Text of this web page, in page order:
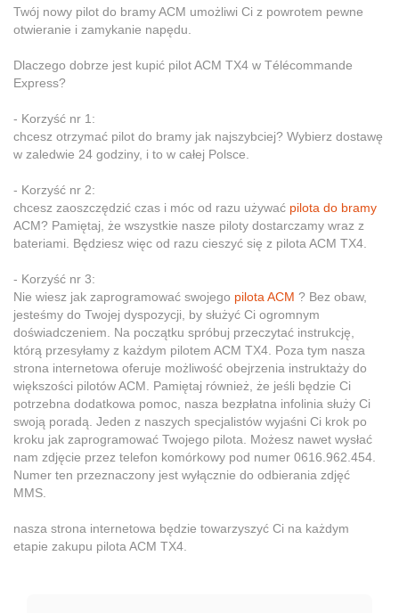
Twój nowy pilot do bramy ACM umożliwi Ci z powrotem pewne
otwieranie i zamykanie napędu.
Dlaczego dobrze jest kupić pilot ACM TX4 w Télécommande
Express?
- Korzyść nr 1:
chcesz otrzymać pilot do bramy jak najszybciej? Wybierz dostawę
w zaledwie 24 godziny, i to w całej Polsce.
- Korzyść nr 2:
chcesz zaoszczędzić czas i móc od razu używać pilota do bramy
ACM? Pamiętaj, że wszystkie nasze piloty dostarczamy wraz z
bateriami. Będziesz więc od razu cieszyć się z pilota ACM TX4.
- Korzyść nr 3:
Nie wiesz jak zaprogramować swojego pilota ACM ? Bez obaw,
jesteśmy do Twojej dyspozycji, by służyć Ci ogromnym
doświadczeniem. Na początku spróbuj przeczytać instrukcję,
którą przesyłamy z każdym pilotem ACM TX4. Poza tym nasza
strona internetowa oferuje możliwość obejrzenia instruktaży do
większości pilotów ACM. Pamiętaj również, że jeśli będzie Ci
potrzebna dodatkowa pomoc, nasza bezpłatna infolinia służy Ci
swoją poradą. Jeden z naszych specjalistów wyjaśni Ci krok po
kroku jak zaprogramować Twojego pilota. Możesz nawet wysłać
nam zdjęcie przez telefon komórkowy pod numer 0616.962.454.
Numer ten przeznaczony jest wyłącznie do odbierania zdjęć
MMS.
nasza strona internetowa będzie towarzyszyć Ci na każdym
etapie zakupu pilota ACM TX4.